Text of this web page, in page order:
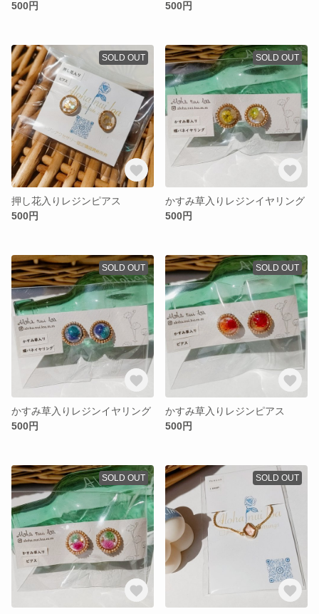
500円 500円
SOLD OUT
押し花入りレジンピアス
500円
SOLD OUT
かすみ草入りレジンイヤリング
500円
SOLD OUT
かすみ草入りレジンイヤリング
500円
SOLD OUT
かすみ草入りレジンピアス
500円
SOLD OUT SOLD OUT